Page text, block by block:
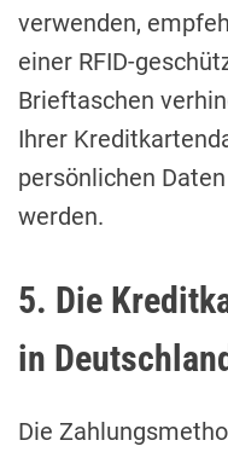
verwenden,
einer RFID-
Brieftaschen
Ihrer
persönlichen
werden.
5. Die
in Deutschland
Die